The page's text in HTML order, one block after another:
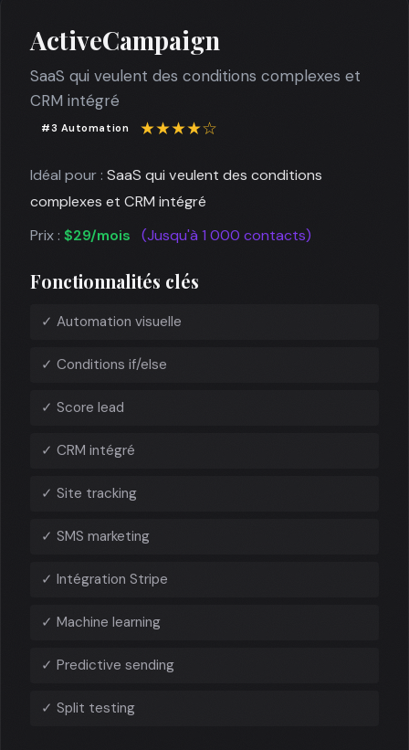
ActiveCampaign
SaaS qui veulent des conditions complexes et
CRM intégré
#3 Automation ★★★★☆
Idéal pour : SaaS qui veulent des conditions
complexes et CRM intégré
Prix : $29/mois (Jusqu'à 1 000 contacts)
Fonctionnalités clés
✓ Automation visuelle
✓ Conditions if/else
✓ Score lead
✓ CRM intégré
✓ Site tracking
✓ SMS marketing
✓ Intégration Stripe
✓ Machine learning
✓ Predictive sending
✓ Split testing